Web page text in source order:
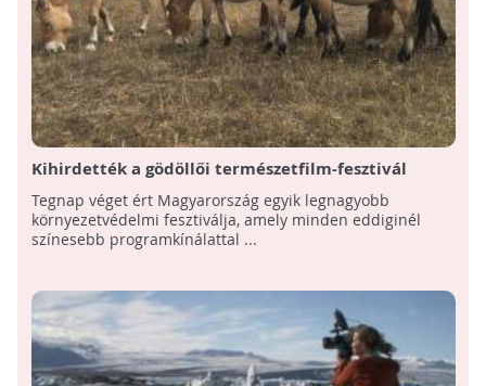
Kihirdették a gödöllői természetfilm-fesztivál
nyerteseit - A Vadlovak - Hortobágyi mese kapta a
fődíjat
Tegnap véget ért Magyarország egyik legnagyobb
környezetvédelmi fesztiválja, amely minden eddiginél
színesebb programkínálattal ...